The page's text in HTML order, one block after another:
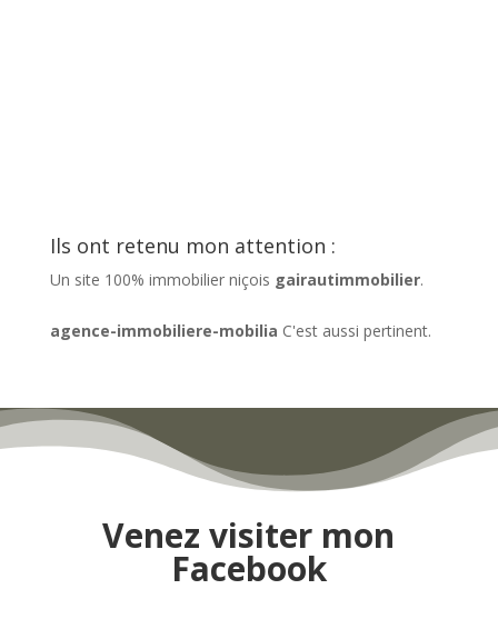
Ils ont retenu mon attention :
Un site 100% immobilier niçois gairautimmobilier.
agence-immobiliere-mobilia C'est aussi pertinent.
Venez visiter mon
Facebook